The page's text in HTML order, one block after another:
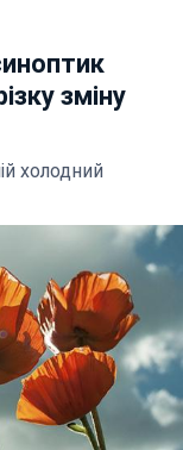
зміну
холодний